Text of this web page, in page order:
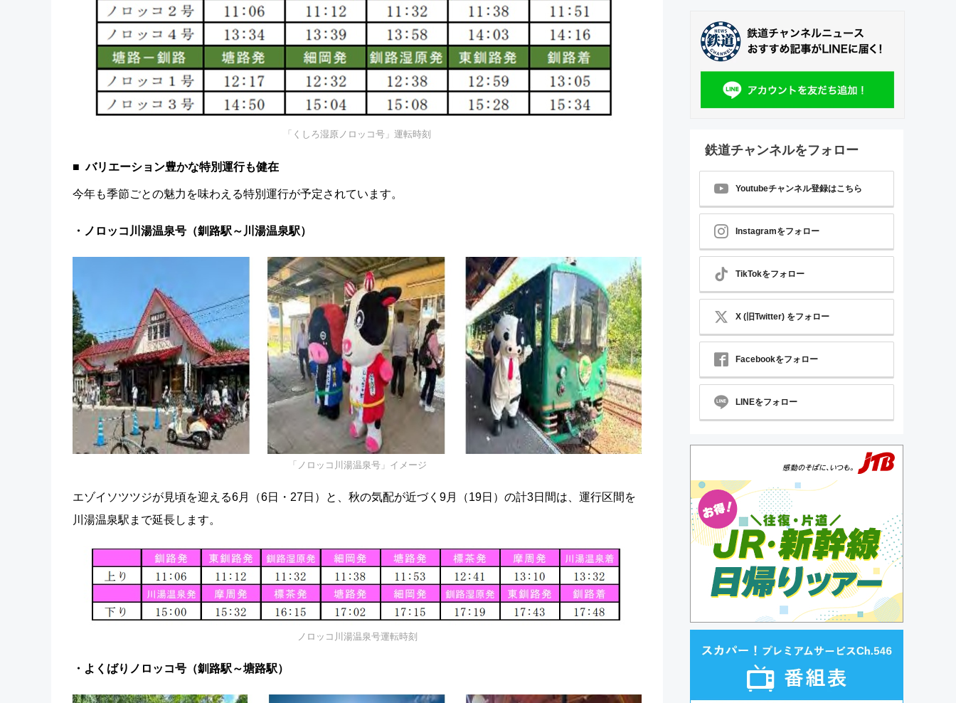
「くしろ湿原ノロッコ号」運転時刻
バリエーション豊かな特別運行も健在
今年も季節ごとの魅力を味わえる特別運行が予定されています。
・ノロッコ川湯温泉号（釧路駅～川湯温泉駅）
「ノロッコ川湯温泉号」イメージ
エゾイソツツジが見頃を迎える6月（6日・27日）と、秋の気配が近づく9月（19日）の計3日間は、運行区間を
川湯温泉駅まで延長します。
ノロッコ川湯温泉号運転時刻
・よくばりノロッコ号（釧路駅～塘路駅）
鉄道チャンネルをフォロー
Youtubeチャンネル登録はこちら
Instagramをフォロー
TikTokをフォロー
X (旧Twitter) をフォロー
Facebookをフォロー
LINEをフォロー